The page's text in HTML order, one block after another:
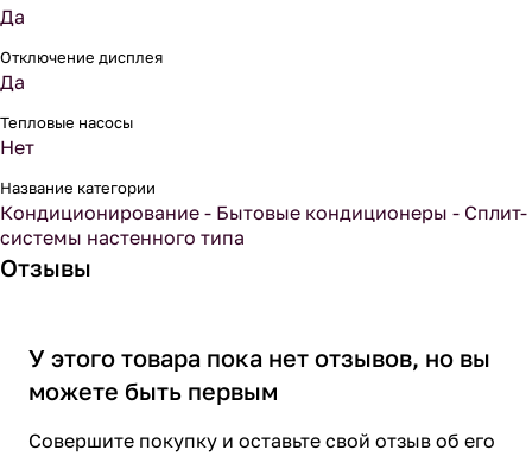
Да
Отключение дисплея
Да
Тепловые насосы
Нет
Название категории
Кондиционирование - Бытовые кондиционеры - Сплит-
системы настенного типа
Отзывы
У этого товара пока нет отзывов, но вы
можете быть первым
Совершите покупку и оставьте свой отзыв об его